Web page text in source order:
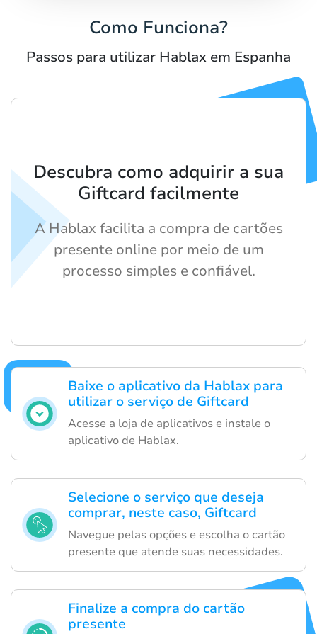
Como Funciona?
Passos para utilizar Hablax em Espanha
Baixe o aplicativo da Hablax para
utilizar o serviço de Giftcard
Acesse a loja de aplicativos e instale o
aplicativo de Hablax.
Selecione o serviço que deseja
comprar, neste caso, Giftcard
Navegue pelas opções e escolha o cartão
presente que atende suas necessidades.
Finalize a compra do cartão
presente
Descubra como adquirir a sua
Giftcard facilmente
A Hablax facilita a compra de cartões
presente online por meio de um
processo simples e confiável.